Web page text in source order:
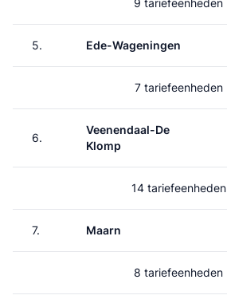
9 tariefeenheden
5. Ede-Wageningen
7 tariefeenheden
6.
Veenendaal-De
Klomp
14 tariefeenheden
7. Maarn
8 tariefeenheden